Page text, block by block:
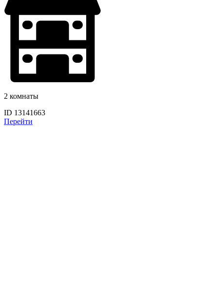
2 комнаты
ID 13141663
Перейти